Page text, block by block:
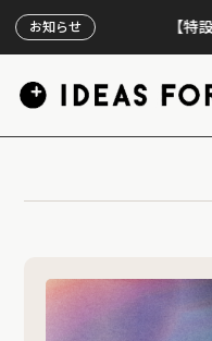
お知らせ 【特設サ